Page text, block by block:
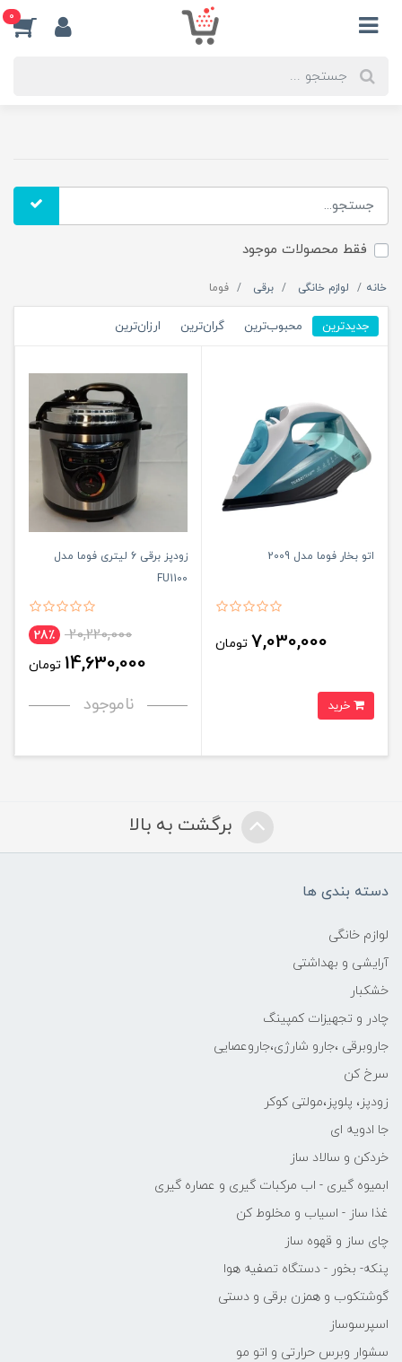
0
فقط محصولات موجود
خانه لوازم خانگی برقی فوما
جدیدترین محبوب‌ترین گران‌ترین ارزان‌ترین
اتو بخار فوما مدل 2009
7,030,000 تومان
زودپز برقی 6 لیتری فوما مدل
FU1100
20,220,000 28٪
14,630,000 تومان
ناموجود
برگشت به بالا
دسته بندی ها
لوازم خانگی
آرایشی و بهداشتی
خشکبار
چادر و تجهیزات کمپینگ
جاروبرقی ،جارو شارژی،جاروعصایی
سرخ کن
زودپز، پلوپز،مولتی کوکر
جا ادویه ای
خردکن و سالاد ساز
ابمیوه گیری - اب مرکبات گیری و عصاره گیری
غذا ساز - اسیاب و مخلوط کن
چای ساز و قهوه ساز
پنکه- بخور - دستگاه تصفیه هوا
گوشتکوب و همزن برقی و دستی
اسپرسوساز
سشوار وبرس حرارتی و اتو مو